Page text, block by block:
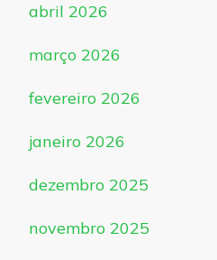
abril 2026
março 2026
fevereiro 2026
janeiro 2026
dezembro 2025
novembro 2025